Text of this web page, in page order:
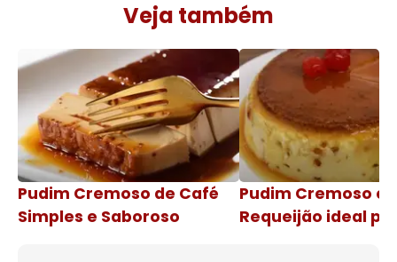
Veja também
Pudim Cremoso de Café
Simples e Saboroso
Pudim Cremoso
Requeijão ideal